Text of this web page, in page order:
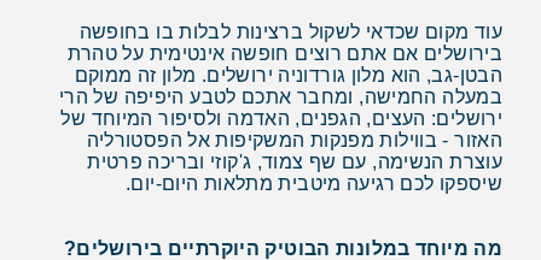
עוד מקום שכדאי לשקול ברצינות לבלות בו בחופשה
בירושלים אם אתם רוצים חופשה אינטימית על טהרת
הבטן-גב, הוא מלון גורדוניה ירושלים. מלון זה ממוקם
במעלה החמישה, ומחבר אתכם לטבע היפיפה של הרי
ירושלים: העצים, הגפנים, האדמה ולסיפור המיוחד של
האזור - בווילות מפנקות המשקיפות אל הפסטורליה
עוצרת הנשימה, עם שף צמוד, ג'קוזי ובריכה פרטית
שיספקו לכם רגיעה מיטבית מתלאות היום-יום.
מה מיוחד במלונות הבוטיק היוקרתיים בירושלים?